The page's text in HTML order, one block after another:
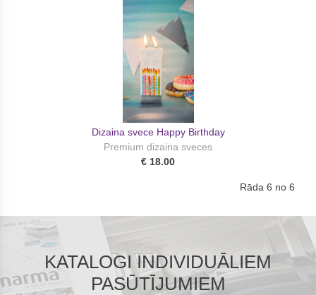
Dizaina svece Happy Birthday
Premium dizaina sveces
€ 18.00
Rāda 6 no 6
KATALOGI INDIVIDUĀLIEM
PASŪTĪJUMIEM